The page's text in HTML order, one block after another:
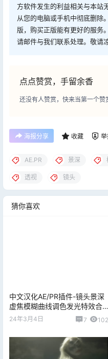
方软件发生的利益相关与本站
从您的电脑或手机中彻底删除
版，购买正版能有更好的服务
请邮件与我们联系处理。敬请
点点赞赏，手留余香
还没有人赞赏，快来当第一个赞
海报分享 收藏 举
AE.PR 景深
透视 镜头
猜你喜欢
中文汉化AE/PR插件-镜头景深
虚焦模糊曲线调色发光特效合
集 Frischluft bundle 2023.6
24年3月4日 7 102